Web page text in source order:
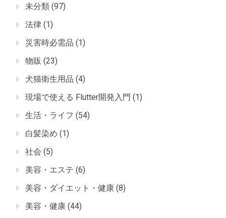
未分類 (97)
法律 (1)
災害時必需品 (1)
物販 (23)
犬猫衛生用品 (4)
現場で使える Flutter開発入門 (1)
生活・ライフ (54)
白髪染め (1)
社会 (5)
美容・エステ (6)
美容・ダイエット・健康 (8)
美容・健康 (44)